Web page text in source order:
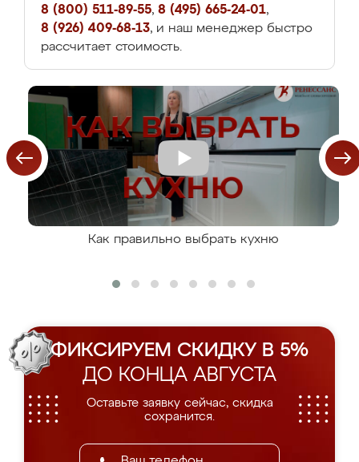
8 (800) 511-89-55, 8 (495) 665-24-01,
8 (926) 409-68-13, и наш менеджер быстро
рассчитает стоимость.
Как правильно выбрать кухню
ФИКСИРУЕМ СКИДКУ В 5%
ДО КОНЦА АВГУСТА
Оставьте заявку сейчас, скидка
сохранится.